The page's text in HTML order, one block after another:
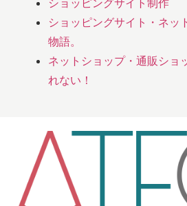
ショッピングサイト制作
ショッピングサイト・ネッ
物語。
ネットショップ・通販ショ
れない！